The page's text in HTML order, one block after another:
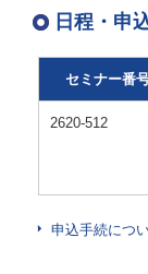
日程・申
セミナー番
2620-512
申込手続につ